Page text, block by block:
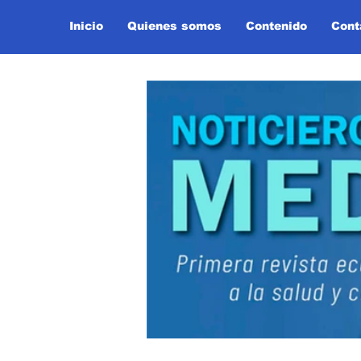
Inicio Quienes somos Contenido